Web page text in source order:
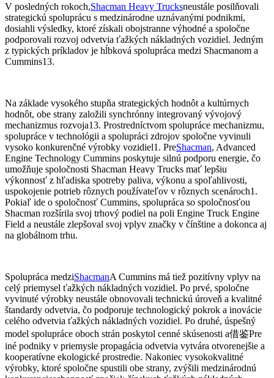
V posledných rokoch,Shacman Heavy Trucksneustále posilňovali
strategickú spoluprácu s medzinárodne uznávanými podnikmi,
dosiahli výsledky, ktoré získali obojstranne výhodné a spoločne
podporovali rozvoj odvetvia ťažkých nákladných vozidiel. Jedným
z typických príkladov je hĺbková spolupráca medzi Shacmanom a
Cummins13.
Na základe vysokého stupňa strategických hodnôt a kultúrnych
hodnôt, obe strany založili synchrónny integrovaný vývojový
mechanizmus rozvoja13. Prostredníctvom spolupráce mechanizmu,
spolupráce v technológii a spolupráci zdrojov spoločne vyvinuli
vysoko konkurenčné výrobky vozidiel1. PreShacman, Advanced
Engine Technology Cummins poskytuje silnú podporu energie, čo
umožňuje spoločnosti Shacman Heavy Trucks mať lepšiu
výkonnosť z hľadiska spotreby paliva, výkonu a spoľahlivosti,
uspokojenie potrieb rôznych používateľov v rôznych scenároch1.
Pokiaľ ide o spoločnosť Cummins, spolupráca so spoločnosťou
Shacman rozšírila svoj trhový podiel na poli Engine Truck Engine
Field a neustále zlepšoval svoj vplyv značky v čínštine a dokonca aj
na globálnom trhu.
Spolupráca medziShacmanA Cummins má tiež pozitívny vplyv na
celý priemysel ťažkých nákladných vozidiel. Po prvé, spoločne
vyvinuté výrobky neustále obnovovali technickú úroveň a kvalitné
štandardy odvetvia, čo podporuje technologický pokrok a inovácie
celého odvetvia ťažkých nákladných vozidiel. Po druhé, úspešný
model spolupráce oboch strán poskytol cenné skúsenosti a借鉴Pre
iné podniky v priemysle propagácia odvetvia vytvára otvorenejšie a
kooperatívne ekologické prostredie. Nakoniec vysokokvalitné
výrobky, ktoré spoločne spustili obe strany, zvýšili medzinárodnú